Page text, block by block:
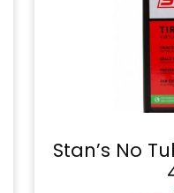
Stan’s No